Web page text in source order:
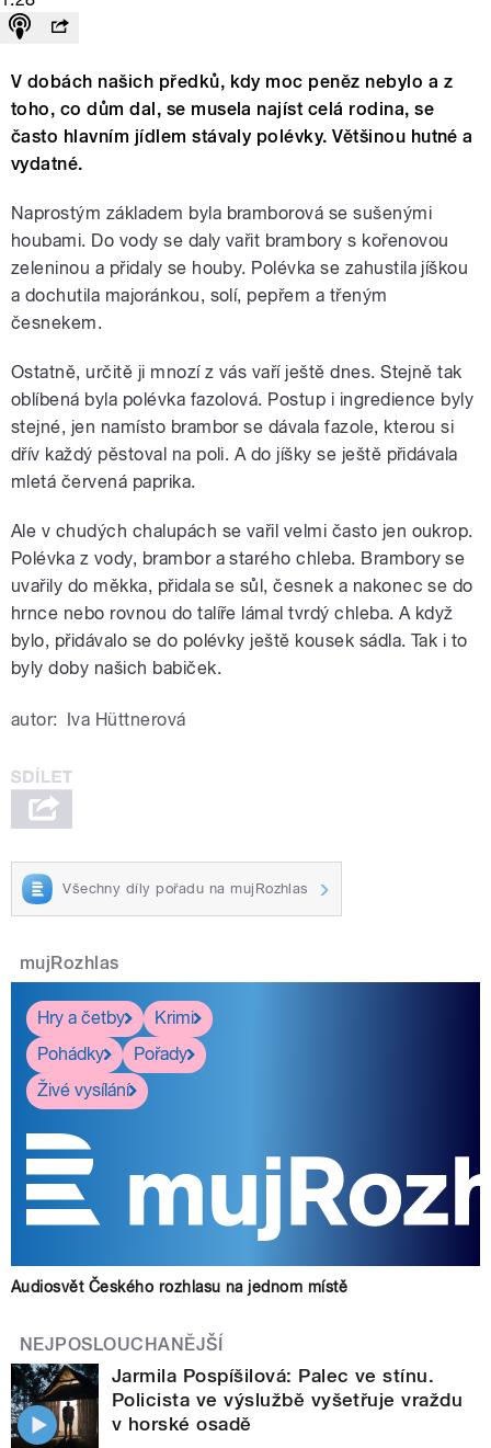
V dobách našich předků, kdy moc peněz nebylo a z
toho, co dům dal, se musela najíst celá rodina, se
často hlavním jídlem stávaly polévky. Většinou hutné a
vydatné.
Naprostým základem byla bramborová se sušenými
houbami. Do vody se daly vařit brambory s kořenovou
zeleninou a přidaly se houby. Polévka se zahustila jíškou
a dochutila majoránkou, solí, pepřem a třeným
česnekem.
Ostatně, určitě ji mnozí z vás vaří ještě dnes. Stejně tak
oblíbená byla polévka fazolová. Postup i ingredience byly
stejné, jen namísto brambor se dávala fazole, kterou si
dřív každý pěstoval na poli. A do jíšky se ještě přidávala
mletá červená paprika.
Ale v chudých chalupách se vařil velmi často jen oukrop.
Polévka z vody, brambor a starého chleba. Brambory se
uvařily do měkka, přidala se sůl, česnek a nakonec se do
hrnce nebo rovnou do talíře lámal tvrdý chleba. A když
bylo, přidávalo se do polévky ještě kousek sádla. Tak i to
byly doby našich babiček.
autor: Iva Hüttnerová
Všechny díly pořadu na mujRozhlas
mujRozhlas
Hry a četby
Krimi
Pohádky
Pořady
Živé vysílání
Audiosvět Českého rozhlasu na jednom místě
NEJPOSLOUCHANĚJŠÍ
Jarmila Pospíšilová: Palec ve stínu.
Policista ve výslužbě vyšetřuje vraždu
v horské osadě